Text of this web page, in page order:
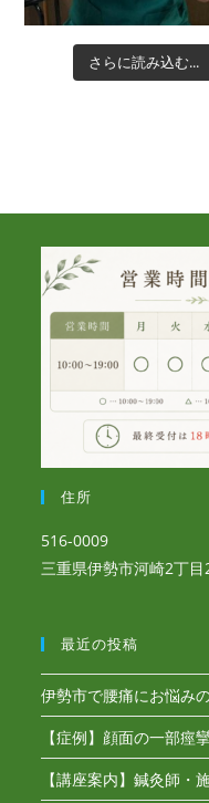
さらに読み込む...
住所
516-0009
三重県伊勢市河崎2丁
最近の投稿
伊勢市で腰痛にお悩み
【症例】顔面の一部痙
【講座案内】鍼灸師・